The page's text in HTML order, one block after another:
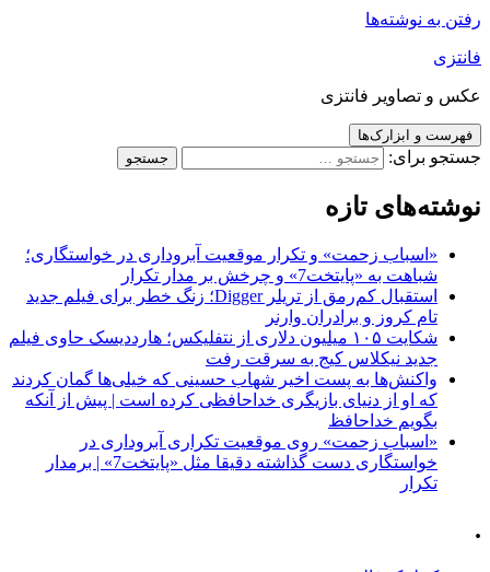
رفتن به نوشته‌ها
فانتزی
عکس و تصاویر فانتزی
فهرست و ابزارک‌ها
جستجو برای:
نوشته‌های تازه
«اسباب زحمت» و تکرار موقعیت آبروداری در خواستگاری؛
شباهت به «پایتخت7» و چرخش بر مدار تکرار
استقبال کم‌رمق از تریلر Digger؛ زنگ خطر برای فیلم جدید
تام کروز و برادران وارنر
شکایت ۱۰۵ میلیون دلاری از نتفلیکس؛ هارددیسک حاوی فیلم
جدید نیکلاس کیج به سرقت رفت
واکنش‌ها به پست اخیر شهاب حسینی که خیلی‌ها گمان کردند
که او از دنیای بازیگری خداحافظی کرده است | پیش از آنکه
بگویم خداحافظ
«اسباب زحمت» روی موقعیت تکراری آبروداری در
خواستگاری دست گذاشته دقیقا مثل «پایتخت7» | برمدار
تکرار
.